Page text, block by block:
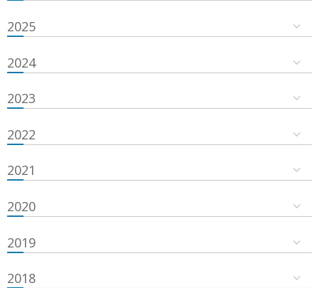
2025
2024
2023
2022
2021
2020
2019
2018